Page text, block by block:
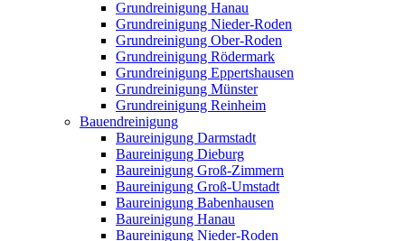
Grundreinigung Hanau
Grundreinigung Nieder-Roden
Grundreinigung Ober-Roden
Grundreinigung Rödermark
Grundreinigung Eppertshausen
Grundreinigung Münster
Grundreinigung Reinheim
Bauendreinigung
Baureinigung Darmstadt
Baureinigung Dieburg
Baureinigung Groß-Zimmern
Baureinigung Groß-Umstadt
Baureinigung Babenhausen
Baureinigung Hanau
Baureinigung Nieder-Roden